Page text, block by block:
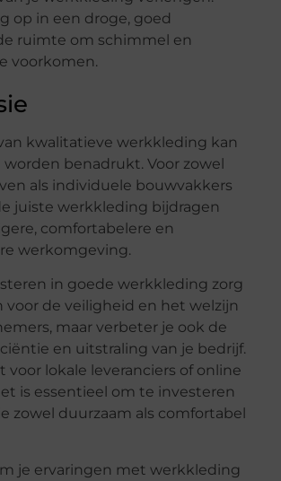
op in een droge, goed
ruimte om schimmel en
voorkomen.
kwalitatieve werkkleding kan
benadrukt. Voor zowel
als individuele bouwvakkers
juiste werkkleding bijdragen
comfortabelere en
werkomgeving.
in goede werkkleding zorg
voor de veiligheid en het welzijn
maar verbeter je ook de
en uitstraling van je bedrijf.
voor lokale leveranciers of online
is essentieel om te investeren
zowel duurzaam als comfortabel
je ervaringen met werkkleding